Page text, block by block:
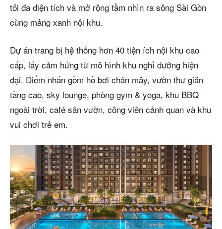
tối đa diện tích và mở rộng tầm nhìn ra sông Sài Gòn
cùng mảng xanh nội khu.
Dự án trang bị hệ thống hơn 40 tiện ích nội khu cao
cấp, lấy cảm hứng từ mô hình khu nghỉ dưỡng hiện
đại. Điểm nhấn gồm hồ bơi chân mây, vườn thư giãn
tầng cao, sky lounge, phòng gym & yoga, khu BBQ
ngoài trời, café sân vườn, công viên cảnh quan và khu
vui chơi trẻ em.